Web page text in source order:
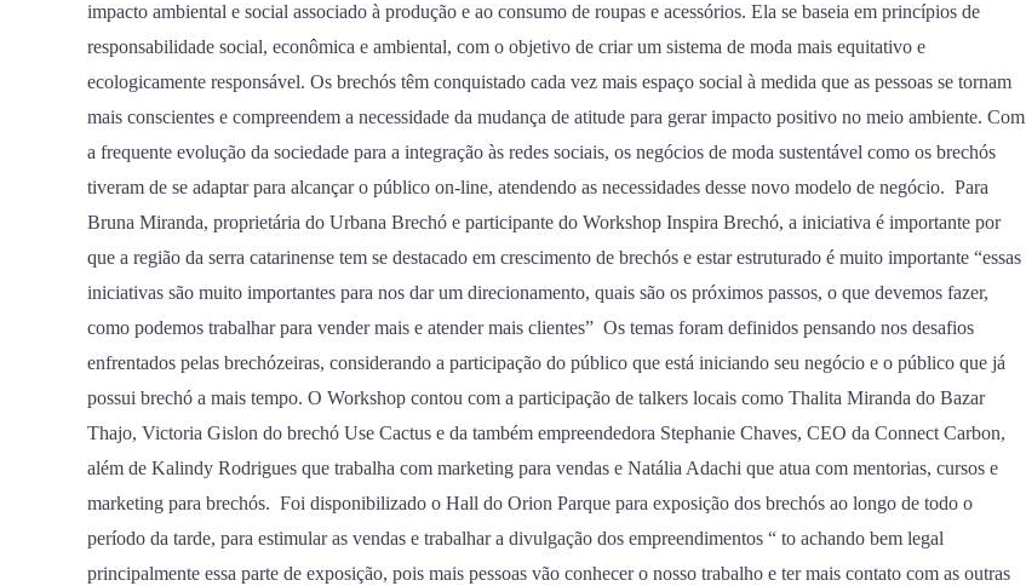
impacto ambiental e social associado à produção e ao consumo de roupas e acessórios. Ela se baseia em princípios de
responsabilidade social, econômica e ambiental, com o objetivo de criar um sistema de moda mais equitativo e
ecologicamente responsável. Os brechós têm conquistado cada vez mais espaço social à medida que as pessoas se tornam
mais conscientes e compreendem a necessidade da mudança de atitude para gerar impacto positivo no meio ambiente. Com
a frequente evolução da sociedade para a integração às redes sociais, os negócios de moda sustentável como os brechós
tiveram de se adaptar para alcançar o público on-line, atendendo as necessidades desse novo modelo de negócio. Para
Bruna Miranda, proprietária do Urbana Brechó e participante do Workshop Inspira Brechó, a iniciativa é importante por
que a região da serra catarinense tem se destacado em crescimento de brechós e estar estruturado é muito importante “essas
iniciativas são muito importantes para nos dar um direcionamento, quais são os próximos passos, o que devemos fazer,
como podemos trabalhar para vender mais e atender mais clientes” Os temas foram definidos pensando nos desafios
enfrentados pelas brechózeiras, considerando a participação do público que está iniciando seu negócio e o público que já
possui brechó a mais tempo. O Workshop contou com a participação de talkers locais como Thalita Miranda do Bazar
Thajo, Victoria Gislon do brechó Use Cactus e da também empreendedora Stephanie Chaves, CEO da Connect Carbon,
além de Kalindy Rodrigues que trabalha com marketing para vendas e Natália Adachi que atua com mentorias, cursos e
marketing para brechós. Foi disponibilizado o Hall do Orion Parque para exposição dos brechós ao longo de todo o
período da tarde, para estimular as vendas e trabalhar a divulgação dos empreendimentos “ to achando bem legal
principalmente essa parte de exposição, pois mais pessoas vão conhecer o nosso trabalho e ter mais contato com as outras
ramo